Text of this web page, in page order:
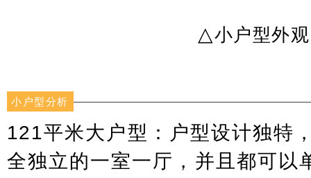
△小户型外
小户型分析
121平米大户型：户型设计独特
全独立的一室一厅，并且都可以